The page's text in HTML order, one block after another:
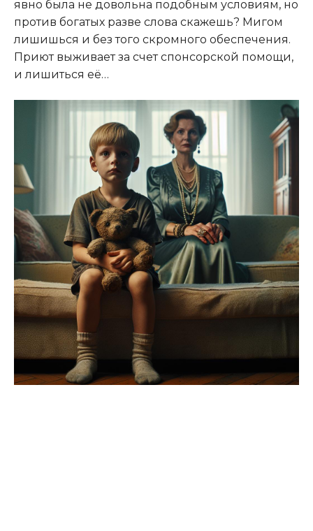
явно была не довольна подобным условиям, но
против богатых разве слова скажешь? Мигом
лишишься и без того скромного обеспечения.
Приют выживает за счет спонсорской помощи,
и лишиться её…